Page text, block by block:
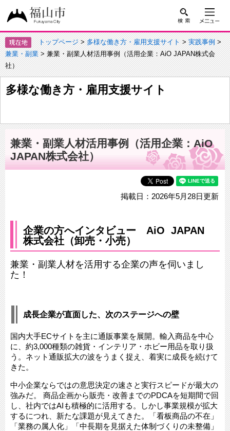
トップページ>多様な働き方・雇用支援サイト>実践事例>
兼業・副業> 兼業・副業人材活用事例（活用企業：AiO JAPAN株式会
社）
多様な働き方・雇用支援サイト
兼業・副業人材活用事例（活用企業：AiO
JAPAN株式会社）
掲載日：2026年5月28日更新
企業の方へインタビュー​ AiO JAPAN
株式会社​（卸売・小売）​
兼業・副業人材を活用する企業の声を伺いまし
た！​​
成長企業が直面した、次のステージへの壁
国内大手ECサイトを主に通販事業を展開。輸入商品を中心
に、約3,000種類の雑貨・インテリア・ホビー用品を取り扱
う。ネット通販拡大の波をうまく捉え、着実に成長を続けて
きた。
中小企業ならではの意思決定の速さと実行スピードが最大の
強みだ。 商品企画から販売・改善までのPDCAを短期間で回
し、社内ではAIも積極的に活用する。しかし事業規模が拡大
するにつれ、新たな課題が見えてきた。「看板商品の不在」
「業務の属人化」「中長期を見据えた体制づくりの未整備」